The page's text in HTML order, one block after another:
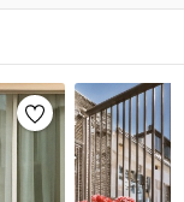
renklerle
, stencil
El işi ve ev
eğlenceli
kullanılabilir.